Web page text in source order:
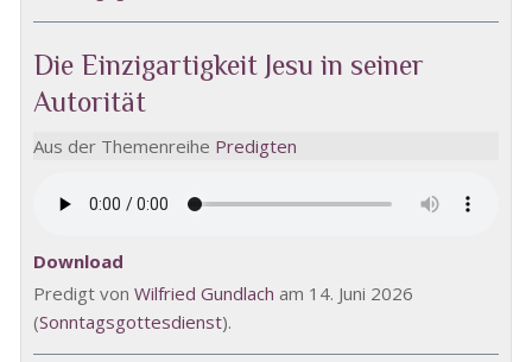
Die Einzigartigkeit Jesu in seiner
Autorität
Aus der Themenreihe Predigten
Download
Predigt von Wilfried Gundlach am 14. Juni 2026
(Sonntagsgottesdienst).